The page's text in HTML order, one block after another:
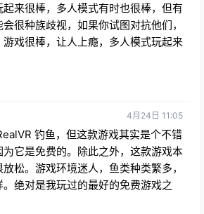
很种族歧视，如果你试图对抗他们，
戏很棒，让人上瘾，多人模式玩起来
钓鱼，但这款游戏其实是个不错
为它是免费的。除此之外，这款游戏本
放松。游戏环境迷人，鱼类种类繁多，
绝对是我玩过的最好的免费游戏之